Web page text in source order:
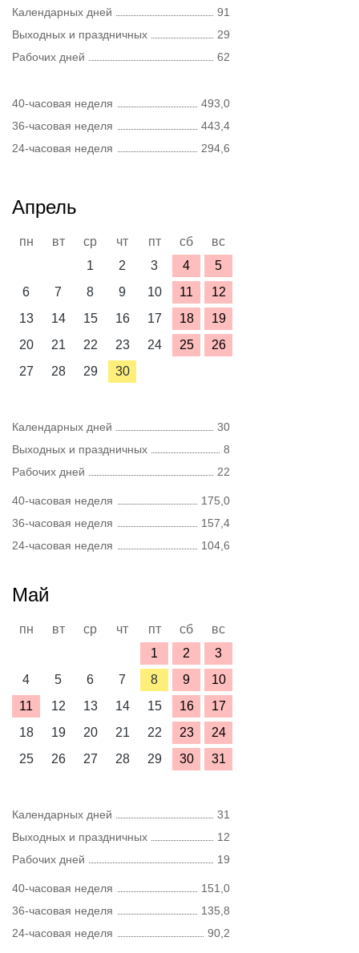
Календарных дней
91
Выходных и праздничных
29
Рабочих дней
62
40-часовая неделя
493,0
36-часовая неделя
443,4
24-часовая неделя
294,6
Апрель
пн вт ср чт пт сб
вс
1
2 3 4
5
6
7 8 9 10 11
12
13
14 15 16 17 18
19
20
21 22 23 24 25
26
27
28 29 30
Календарных дней
30
Выходных и праздничных
8
Рабочих дней
22
40-часовая неделя
175,0
36-часовая неделя
157,4
24-часовая неделя
104,6
Май
пн вт ср чт пт сб
вс
1
2
3
4
5 6 7 8 9
10
11
12 13 14 15 16
17
18
19 20 21 22 23
24
25
26 27 28 29 30 31
Календарных дней
31
Выходных и праздничных
12
Рабочих дней
19
40-часовая неделя
151,0
36-часовая неделя
135,8
24-часовая неделя
90,2